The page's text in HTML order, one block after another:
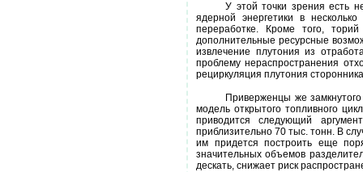
У этой точки зрения есть
ядерной энергетики в
переработке. Кроме того,
дополнительные ресурсные
извлечение плутония из
проблему нераспространения
рециркуляция плутония
Приверженцы же
модель открытого топливного
приводится следующий
приблизительно 70 тыс. тонн. В
им придется построить еще
значительных объемов
дескать, снижает риск